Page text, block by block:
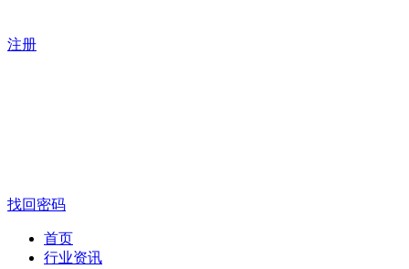
注册
找回密码
首页
行业资讯